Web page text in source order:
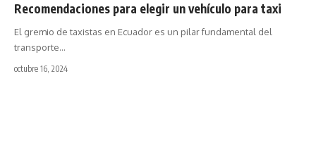
Recomendaciones para elegir un vehículo para taxi
El gremio de taxistas en Ecuador es un pilar fundamental del
transporte…
octubre 16, 2024